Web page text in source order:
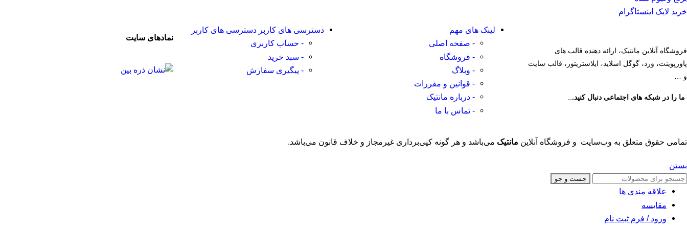
خرید لایک اینستاگرام
فروشگاه آنلاین مانتیک، ارائه دهنده قالب های
پاورپوینت، ورد، گوگل اسلاید، ایلاستریتور، قالب سایت
و …
ما را در شبکه های اجتماعی دنبال کنید.
لینک های مهم
- صفحه اصلی
- فروشگاه
- وبلاگ
- قوانین و مقررات
- درباره مانتیک
- تماس با ما
دسترسی های کاربر دسترسی های کاربر
- حساب کاربری
- سبد خرید
- پیگیری سفارش
نمادهای سایت
تمامی حقوق متعلق به وب‌سایت و فروشگاه‌ آنلاین مانتیک می‌باشد و هر گونه کپی‌برداری غیرمجاز و خلاف قانون می‌باشد.
بستن
جست و جو
علاقه مندی ها
مقایسه
ورود / فرم ثبت نام